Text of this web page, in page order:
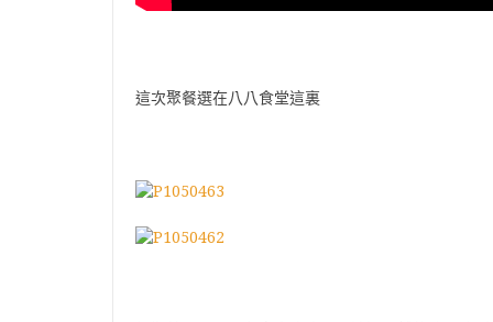
這次聚餐選在八八食堂這裏